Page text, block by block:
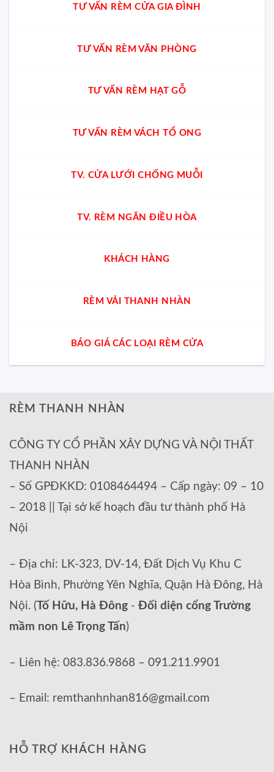
TƯ VẤN RÈM CỬA GIA ĐÌNH
TƯ VẤN RÈM VĂN PHÒNG
TƯ VẤN RÈM HẠT GỖ
TƯ VẤN RÈM VÁCH TỔ ONG
TV. CỬA LƯỚI CHỐNG MUỖI
TV. RÈM NGĂN ĐIỀU HÒA
KHÁCH HÀNG
RÈM VẢI THANH NHÀN
BÁO GIÁ CÁC LOẠI RÈM CỬA
RÈM THANH NHÀN
CÔNG TY CỔ PHẦN XÂY DỰNG VÀ NỘI THẤT
THANH NHÀN
– Số GPĐKKD: 0108464494 – Cấp ngày: 09 – 10
– 2018 || Tại sở kế hoạch đầu tư thành phố Hà
Nội
– Địa chỉ: LK-323, DV-14, Đất Dịch Vụ Khu C
Hòa Bình, Phường Yên Nghĩa, Quận Hà Đông, Hà
Nội. (Tố Hữu, Hà Đông - Đối diện cổng Trường
mầm non Lê Trọng Tấn)
– Liên hệ: 083.836.9868 – 091.211.9901
– Email: remthanhnhan816@gmail.com
HỖ TRỢ KHÁCH HÀNG